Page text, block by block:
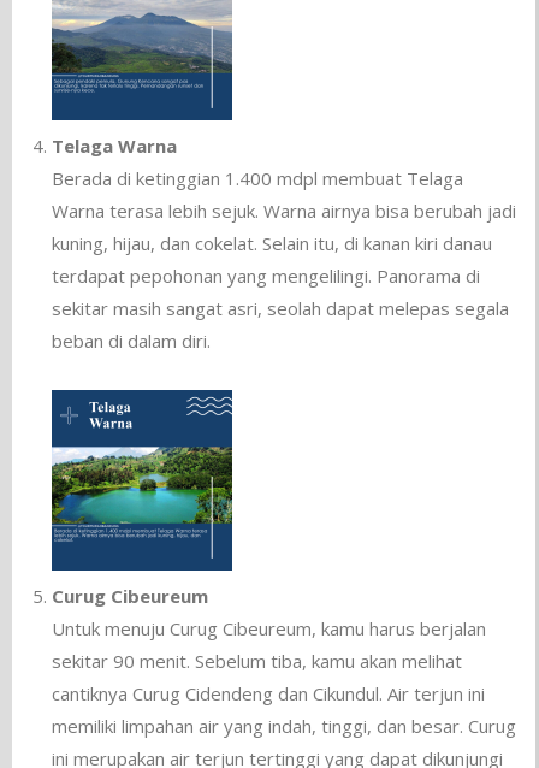
Telaga Warna
Berada di ketinggian 1.400 mdpl membuat Telaga
Warna terasa lebih sejuk. Warna airnya bisa berubah jadi
kuning, hijau, dan cokelat. Selain itu, di kanan kiri danau
terdapat pepohonan yang mengelilingi. Panorama di
sekitar masih sangat asri, seolah dapat melepas segala
beban di dalam diri.
Curug Cibeureum
Untuk menuju Curug Cibeureum, kamu harus berjalan
sekitar 90 menit. Sebelum tiba, kamu akan melihat
cantiknya Curug Cidendeng dan Cikundul. Air terjun ini
memiliki limpahan air yang indah, tinggi, dan besar. Curug
ini merupakan air terjun tertinggi yang dapat dikunjungi